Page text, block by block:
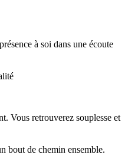
à soi dans une écoute
Vous retrouverez souplesse et
bout de chemin ensemble.